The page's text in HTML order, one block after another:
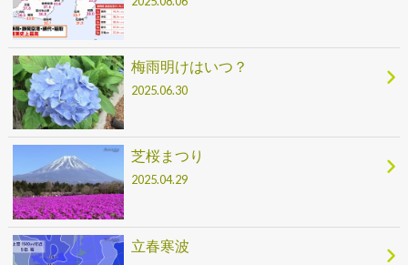
梅雨明けはいつ？
2025.06.30
芝桜まつり
2025.04.29
立春寒波